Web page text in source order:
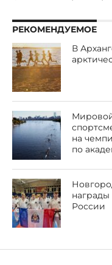
РЕКОМЕНДУЕМОЕ
В
на
по
России